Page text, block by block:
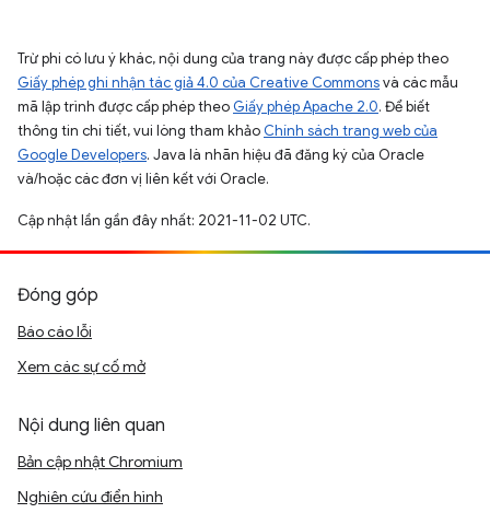
Trừ phi có lưu ý khác, nội dung của trang này được cấp phép theo
Giấy phép ghi nhận tác giả 4.0 của Creative Commonsvà các mẫu
mã lập trình được cấp phép theo Giấy phép Apache 2.0. Để biết
thông tin chi tiết, vui lòng tham khảo Chính sách trang web của
Google Developers. Java là nhãn hiệu đã đăng ký của Oracle
và/hoặc các đơn vị liên kết với Oracle.
Cập nhật lần gần đây nhất: 2021-11-02 UTC.
Đóng góp
Báo cáo lỗi
Xem các sự cố mở
Nội dung liên quan
Bản cập nhật Chromium
Nghiên cứu điển hình